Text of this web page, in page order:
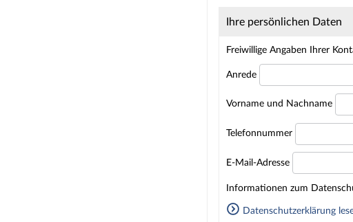
Ihre persönlichen Daten
Freiwillige Angaben Ihrer
Anrede
Vorname und Nachname
Telefonnummer
E-Mail-Adresse
Homepage
Informationen zum
Datenschutzerklärung